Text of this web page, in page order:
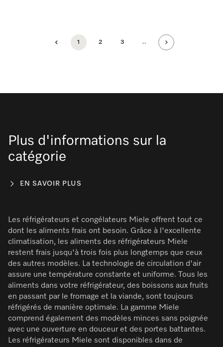
1 2 3 ..
Plus d'informations sur la
catégorie
EN SAVOIR PLUS
Les réfrigérateurs et congélateurs Miele offrent tout ce
dont les aliments frais ont besoin. Grâce à l'excellente
climatisation, les aliments des réfrigérateurs Miele
restent frais jusqu'à trois fois plus longtemps que ceux
des autres modèles. La technologie de circulation d'air
assure une température constante et uniforme. Tous les
aliments dans votre réfrigérateur, des boissons aux fruits
en passant par le fromage et la viande, sont toujours
réfrigérés de manière optimale. La gamme Miele
comprend également des modèles minces sans poignée
avec une ouverture en douceur et des portes battantes.
Les réfrigérateurs Miele sont disponibles dans de